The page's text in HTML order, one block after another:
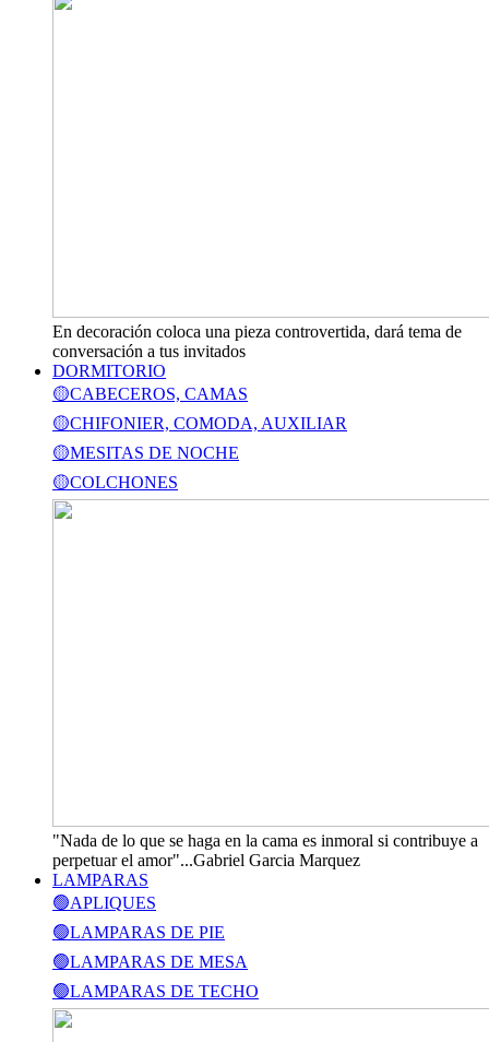
En decoración coloca una pieza controvertida, dará tema de
conversación a tus invitados
DORMITORIO
🟡CABECEROS, CAMAS
🟡CHIFONIER, COMODA, AUXILIAR
🟡MESITAS DE NOCHE
🟡COLCHONES
"Nada de lo que se haga en la cama es inmoral si contribuye a
perpetuar el amor"...Gabriel Garcia Marquez
LAMPARAS
🟢APLIQUES
🟢LAMPARAS DE PIE
🟢LAMPARAS DE MESA
🟢LAMPARAS DE TECHO